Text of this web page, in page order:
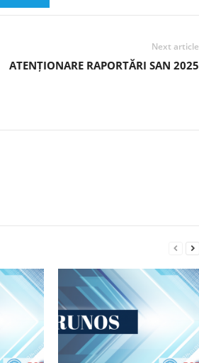
Next article
ATENȚIONARE RAPORTĂRI SAN 2025